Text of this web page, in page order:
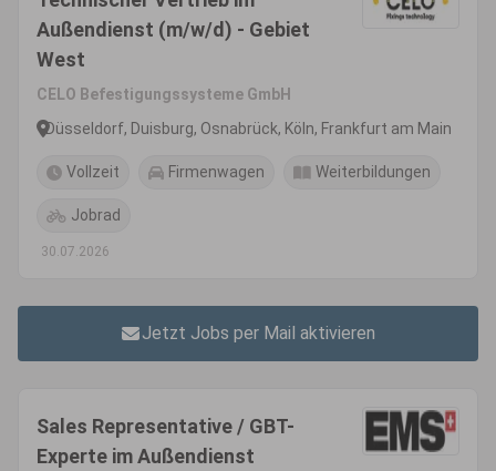
Außendienst (m/w/d) - Gebiet
West
CELO Befestigungssysteme GmbH
Düsseldorf, Duisburg, Osnabrück, Köln, Frankfurt am Main
Vollzeit Firmenwagen Weiterbildungen
Jobrad
30.07.2026
Jetzt Jobs per Mail aktivieren
Sales Representative / GBT-
Experte im Außendienst